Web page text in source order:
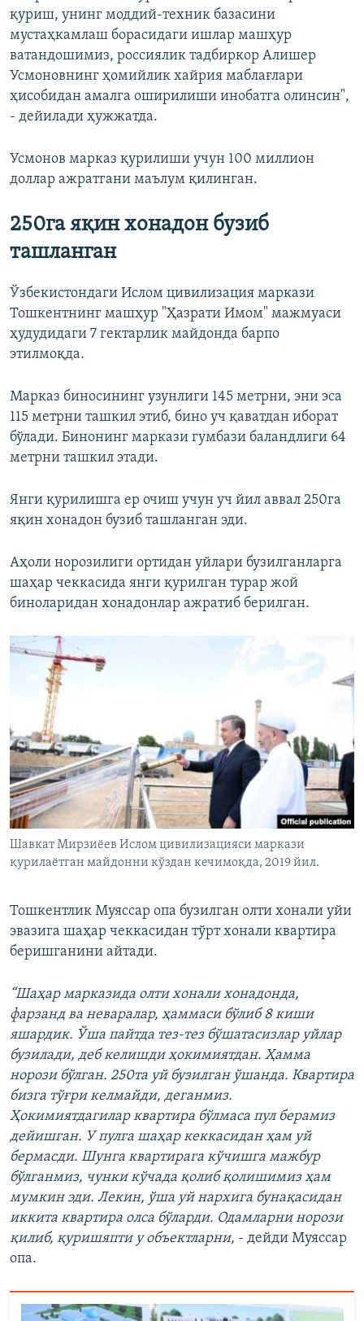
қуриш, унинг моддий-техник базасини
мустаҳкамлаш борасидаги ишлар машҳур
ватандошимиз, россиялик тадбиркор Алишер
Усмоновнинг ҳомийлик хайрия маблағлари
ҳисобидан амалга оширилиши инобатга олинсин",
- дейилади ҳужжатда.
Усмонов марказ қурилиши учун 100 миллион
доллар ажратгани маълум қилинган.
250га яқин хонадон бузиб
ташланган
Ўзбекистондаги Ислом цивилизация маркази
Тошкентнинг машҳур "Ҳазрати Имом" мажмуаси
ҳудудидаги 7 гектарлик майдонда барпо
этилмоқда.
Марказ биносининг узунлиги 145 метрни, эни эса
115 метрни ташкил этиб, бино уч қаватдан иборат
бўлади. Бинонинг маркази гумбази баландлиги 64
метрни ташкил этади.
Янги қурилишга ер очиш учун уч йил аввал 250га
яқин хонадон бузиб ташланган эди.
Аҳоли норозилиги ортидан уйлари бузилганларга
шаҳар чеккасида янги қурилган турар жой
биноларидан хонадонлар ажратиб берилган.
Шавкат Мирзиёев Ислом цивилизацияси маркази
қурилаётган майдонни кўздан кечимоқда, 2019 йил.
Тошкентлик Муяссар опа бузилган олти хонали уйи
эвазига шаҳар чеккасидан тўрт хонали квартира
беришганини айтади.
“Шаҳар марказида олти хонали хонадонда,
фарзанд ва неваралар, ҳаммаси бўлиб 8 киши
яшардик. Ўша пайтда тез-тез бўшатасизлар уйлар
бузилади, деб келишди ҳокимиятдан. Ҳамма
норози бўлган. 250та уй бузилган ўшанда. Квартира
бизга тўғри келмайди, деганмиз.
Ҳокимиятдагилар квартира бўлмаса пул берамиз
дейишган. У пулга шаҳар кеккасидан ҳам уй
бермасди. Шунга квартирага кўчишга мажбур
бўлганмиз, чунки кўчада қолиб қолишимиз ҳам
мумкин эди. Лекин, ўша уй нархига бунақасидан
иккита квартира олса бўларди. Одамларни норози
қилиб, қуришяпти у объектларни, - дейди Муяссар
опа.